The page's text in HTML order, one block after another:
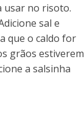
usar no risoto.
sal e
que o caldo for
grãos estiverem
a salsinha